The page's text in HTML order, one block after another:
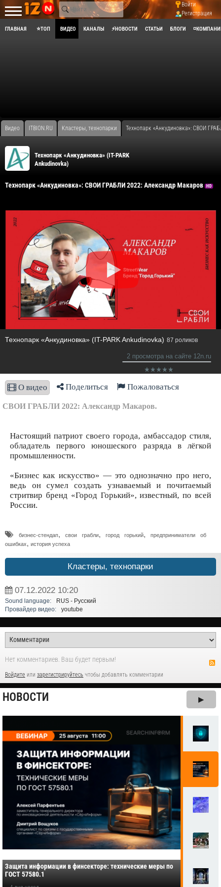
Войти
Регистрация
ГЛАВНАЯ ⭐ТОП ВИДЕО КАНАЛЫ ⚡НОВОСТИ СТАТЬИ БЛОГИ
Видео ITBION.RU Кластеры, технопарки ​Технопарк «Анкудиновка»: СВОИ
​Технопарк «Анкудиновка» (IT-PARK
Ankudinovka)
​Технопарк «Анкудиновка»: СВОИ ГРАБЛИ 2022: Александр Макаров HD
​Технопарк «Анкудиновка» (IT-PARK Ankudinovka) 87 роликов
2 просмотра на сайте 12n.ru
О видео Поделиться Пожаловаться
СВОИ ГРАБЛИ 2022: Александр Макаров.
Настоящий патриот своего города, амбассадор стиля,
обладатель первого юношеского разряда в лёгкой
промышленности.
«Бизнес как искусство» — это однозначно про него,
ведь он сумел создать узнаваемый и почитаемый
стритвир бренд «Город Горький», известный, по всей
России.
бизнес-стендап,свои грабли,город горький,предприниматели об
ошибках, история успеха
Кластеры, технопарки
07.12.2022 10:20
Sound language:
RUS - Русский
Провайдер видео:
youtube
Нет комментариев. Ваш будет первым!
Войдите или зарегистрируйтесь чтобы добавлять комментарии
НОВОСТИ ▶
Защита информации в финсекторе: технические меры по
ГОСТ 57580.1